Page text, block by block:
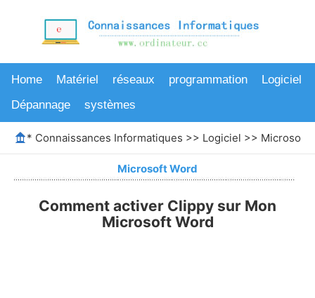
Home Matériel réseaux programmation
Logiciel
Dépannage
systèmes
* Connaissances Informatiques >> Logiciel >> Microsoft
Microsoft Word
Comment activer Clippy sur Mon
Microsoft Word